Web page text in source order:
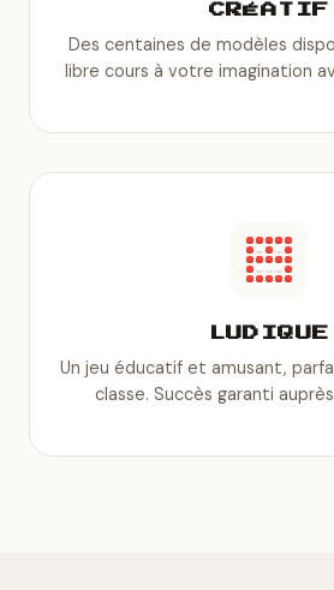
CRÉATIF
Des centaines de modèles
libre cours à votre imagination
LUDIQUE
Un jeu éducatif et amusant,
classe. Succès garanti